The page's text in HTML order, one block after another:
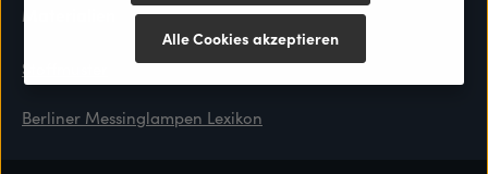
Materialien
Stoffmuster
Berliner Messinglampen Lexikon
Alle Cookies akzeptieren